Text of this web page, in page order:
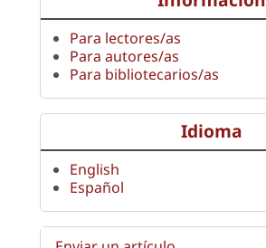
Para lectores/as
Para autores/as
Para bibliotecarios/as
Idioma
English
Español